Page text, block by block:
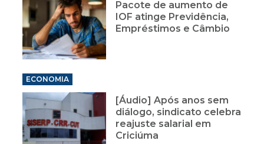
Pacote de aumento de
IOF atinge Previdência,
Empréstimos e Câmbio
ECONOMIA
[Áudio] Após anos sem
diálogo, sindicato celebra
reajuste salarial em
Criciúma